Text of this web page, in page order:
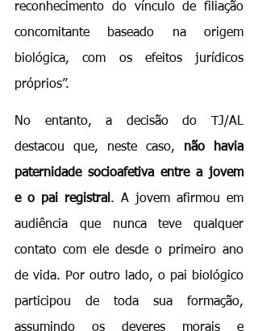
reconhecimento do vínculo de filiação
concomitante baseado na origem
biológica, com os efeitos jurídicos
próprios”.
No entanto, a decisão do TJ/AL
destacou que, neste caso, não havia
paternidade socioafetiva entre a jovem
e o pai registral . A jovem afirmou em
audiência que nunca teve qualquer
contato com ele desde o primeiro ano
de vida. Por outro lado, o pai biológico
participou de toda sua formação,
assumindo os deveres morais e